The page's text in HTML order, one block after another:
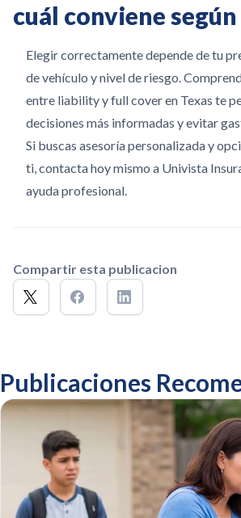
cuál conviene
Elegir correctamente depende de tu
de vehículo y nivel de riesgo.
entre liability y full cover en Texas te
decisiones más informadas y evitar
Si buscas asesoría personalizada y
ti, contacta hoy mismo a Univista
ayuda profesional.
Compartir esta publicacion
Publicaciones